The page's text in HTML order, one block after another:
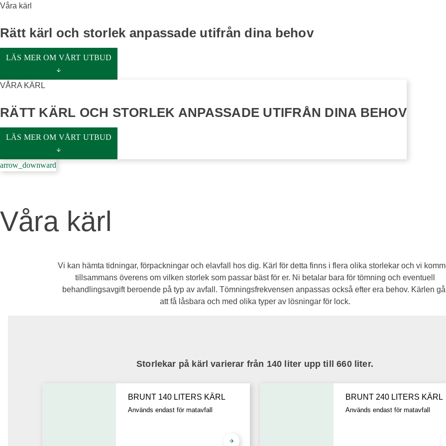
Våra kärl
Rätt kärl och storlek anpassade utifrån dina behov
LÄS MER OM VÅRT UTBUD
VÅRA KÄRL
RÄTT KÄRL OCH STORLEK ANPASSADE UTIFRÅN DINA BEHOV
LÄS MER OM VÅRT UTBUD
arrow_downward
Våra kärl
Vi kan hämta tidningar, förpackningar och elavfall hos dig. Kärl för detta finns i flera olika storlekar och vi
tillsammans överens om vilken storlek som passar bäst för er. Ni betalar bara för tömning och eventuell
behandlingsavgift beroende på typ av avfall. Tömningsfrekvensen anpassas också efter era behov. Kärlen
att få låsbara och med olika typer av lösningar för lock.
Storlekar på kärl varierar från 140 liter upp till 660 liter.
BRUNT 140 LITERS KÄRL
Används endast för matavfall
BRUNT 240 LITERS KÄRL
Används endast för matavfall